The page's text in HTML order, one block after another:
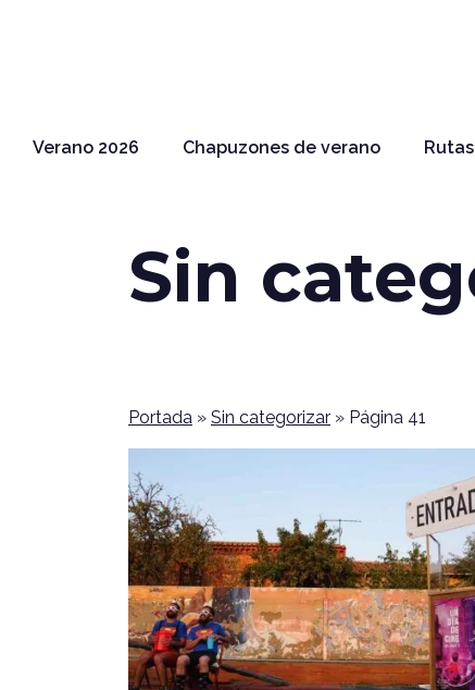
Verano 2026 Chapuzones de verano
Sin
Portada » Sin categorizar » Página 41